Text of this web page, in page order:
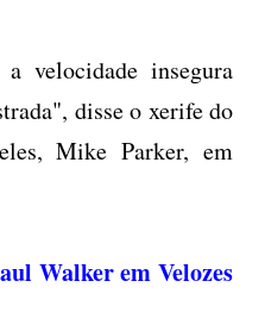
velocidade insegura
disse o xerife do
Mike Parker, em
Walker em Velozes